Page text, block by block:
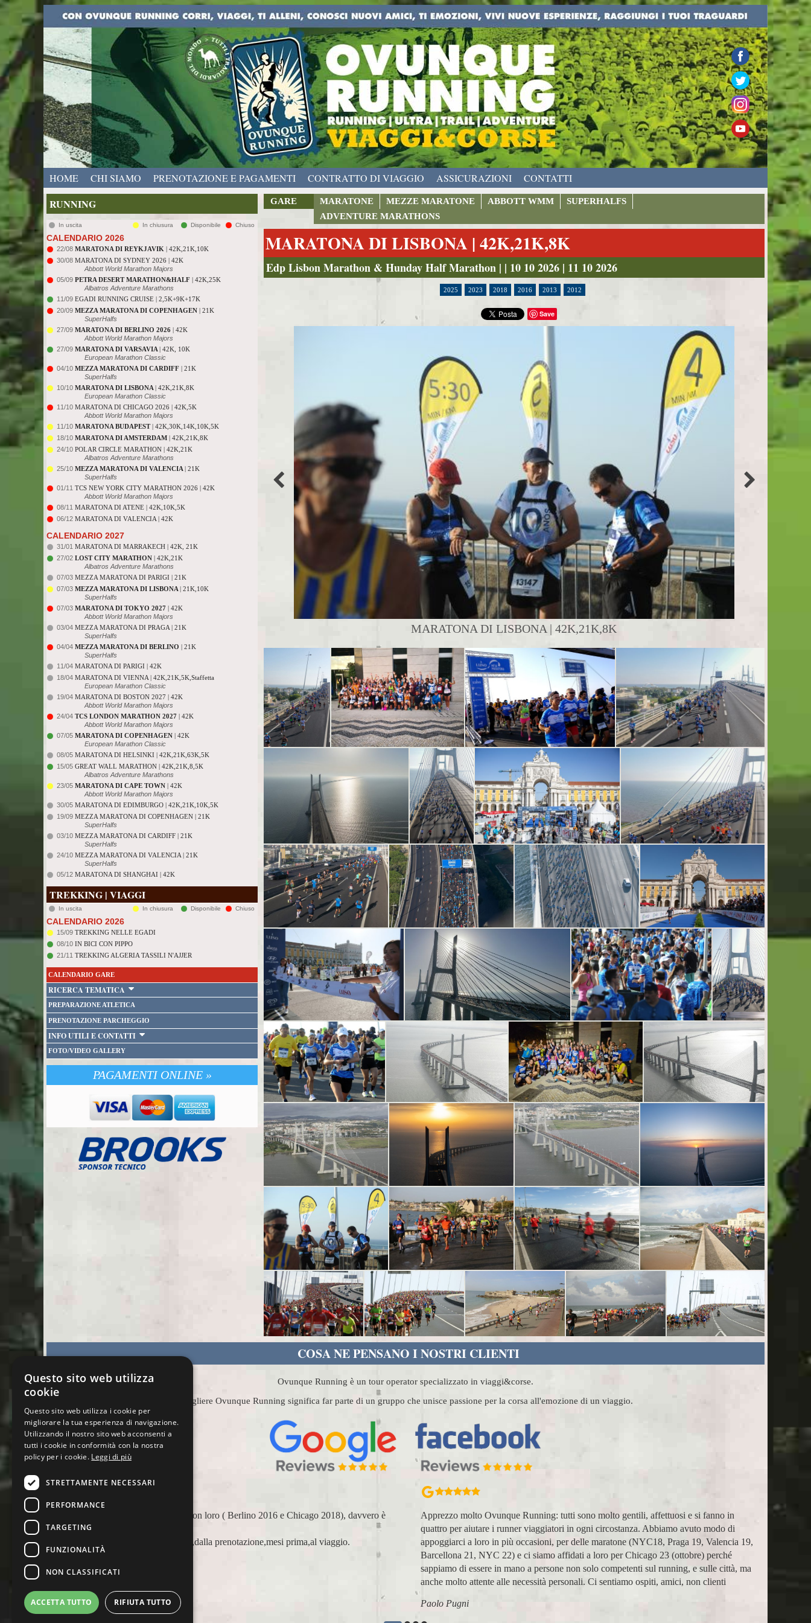
HOME CHI SIAMO PRENOTAZIONE E PAGAMENTI CONTRATTO DI VIAGGIO ASSICURAZIONI CONTATTI
RUNNING
In uscita In chiusura Disponibile Chiuso
CALENDARIO 2026
22/08 MARATONA DI REYKJAVIK | 42K,21K,10K
30/08 MARATONA DI SYDNEY 2026 | 42K
Abbott World Marathon Majors
05/09 PETRA DESERT MARATHON&HALF | 42K,25K
Albatros Adventure Marathons
11/09 EGADI RUNNING CRUISE | 2,5K+9K+17K
20/09 MEZZA MARATONA DI COPENHAGEN | 21K
SuperHalfs
27/09 MARATONA DI BERLINO 2026 | 42K
Abbott World Marathon Majors
27/09 MARATONA DI VARSAVIA | 42K, 10K
European Marathon Classic
04/10 MEZZA MARATONA DI CARDIFF | 21K
SuperHalfs
10/10 MARATONA DI LISBONA | 42K,21K,8K
European Marathon Classic
11/10 MARATONA DI CHICAGO 2026 | 42K,5K
Abbott World Marathon Majors
11/10 MARATONA BUDAPEST| 42K,30K,14K,10K,5K
18/10 MARATONA DI AMSTERDAM | 42K,21K,8K
24/10 POLAR CIRCLE MARATHON | 42K,21K
Albatros Adventure Marathons
25/10 MEZZA MARATONA DI VALENCIA | 21K
SuperHalfs
01/11 TCS NEW YORK CITY MARATHON 2026 | 42K
Abbott World Marathon Majors
08/11 MARATONA DI ATENE | 42K,10K,5K
06/12 MARATONA DI VALENCIA | 42K
CALENDARIO 2027
31/01 MARATONA DI MARRAKECH | 42K, 21K
27/02 LOST CITY MARATHON | 42K,21K
Albatros Adventure Marathons
07/03 MEZZA MARATONA DI PARIGI | 21K
07/03 MEZZA MARATONA DI LISBONA | 21K,10K
SuperHalfs
07/03 MARATONA DI TOKYO 2027 | 42K
Abbott World Marathon Majors
03/04 MEZZA MARATONA DI PRAGA | 21K
SuperHalfs
04/04 MEZZA MARATONA DI BERLINO | 21K
SuperHalfs
11/04 MARATONA DI PARIGI | 42K
18/04 MARATONA DI VIENNA | 42K,21K,5K,Staffetta
European Marathon Classic
19/04 MARATONA DI BOSTON 2027 | 42K
Abbott World Marathon Majors
24/04 TCS LONDON MARATHON 2027 | 42K
Abbott World Marathon Majors
07/05 MARATONA DI COPENHAGEN | 42K
European Marathon Classic
08/05 MARATONA DI HELSINKI | 42K,21K,63K,5K
15/05 GREAT WALL MARATHON | 42K,21K,8,5K
Albatros Adventure Marathons
23/05 MARATONA DI CAPE TOWN | 42K
Abbott World Marathon Majors
30/05 MARATONA DI EDIMBURGO | 42K,21K,10K,5K
19/09 MEZZA MARATONA DI COPENHAGEN | 21K
SuperHalfs
03/10 MEZZA MARATONA DI CARDIFF | 21K
SuperHalfs
24/10 MEZZA MARATONA DI VALENCIA | 21K
SuperHalfs
05/12 MARATONA DI SHANGHAI | 42K
TREKKING | VIAGGI
In uscita In chiusura Disponibile Chiuso
CALENDARIO 2026
15/09 TREKKING NELLE EGADI
08/10 IN BICI CON PIPPO
21/11 TREKKING ALGERIA TASSILI N'AJJER
CALENDARIO GARE
RICERCA TEMATICA
PREPARAZIONE ATLETICA
PRENOTAZIONE PARCHEGGIO
INFO UTILI E CONTATTI
FOTO/VIDEO GALLERY
PAGAMENTI ONLINE »
GARE MARATONE MEZZE MARATONE ABBOTT WMM
SUPERHALFS
ADVENTURE MARATHONS
MARATONA DI LISBONA | 42K,21K,8K
Edp Lisbon Marathon & Hunday Half Marathon | | 10 10 2026 | 11 10 2026
2025 2023 2018 2016 2013 2012
Save
MARATONA DI LISBONA | 42K,21K,8K
COSA NE PENSANO I NOSTRI CLIENTI
Ovunque Running è un tour operator specializzato in viaggi&corse.
Scegliere Ovunque Running significa far parte di un gruppo che unisce passione per la corsa all'emozione di un viaggio.
Ho avuto la fortuna di fare 2 Major con loro ( Berlino 2016 e Chicago 2018), davvero è
andato tutto splendidamente bene.
Praticamente organizzazione perfetta,dalla prenotazione,mesi prima,al viaggio.
Apprezzo molto Ovunque Running: tutti sono molto gentili, affettuosi e si fanno in
quattro per aiutare i runner viaggiatori in ogni circostanza. Abbiamo avuto modo di
appoggiarci a loro in più occasioni, per delle maratone (NYC18, Praga 19, Valencia 19,
Barcellona 21, NYC 22) e ci siamo affidati a loro per Chicago 23 (ottobre) perché
sappiamo di essere in mano a persone non solo competenti sul running, e sulle città, ma
anche molto attente alle necessità personali. Ci sentiamo ospiti, amici, non clienti
Paolo Pugni
Questo sito web utilizza
cookie
Questo sito web utilizza i cookie per
migliorare la tua esperienza di navigazione.
Utilizzando il nostro sito web acconsenti a
tutti i cookie in conformità con la nostra
policy per i cookie. Leggi di più
STRETTAMENTE NECESSARI
PERFORMANCE
TARGETING
FUNZIONALITÀ
NON CLASSIFICATI
ACCETTA TUTTO RIFIUTA TUTTO